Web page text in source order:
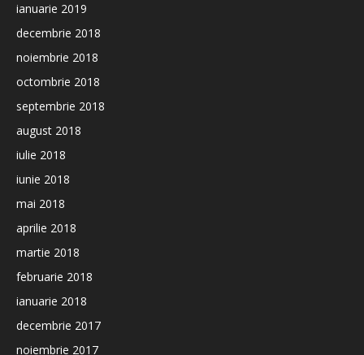
ianuarie 2019
decembrie 2018
noiembrie 2018
octombrie 2018
septembrie 2018
august 2018
iulie 2018
iunie 2018
mai 2018
aprilie 2018
martie 2018
februarie 2018
ianuarie 2018
decembrie 2017
noiembrie 2017